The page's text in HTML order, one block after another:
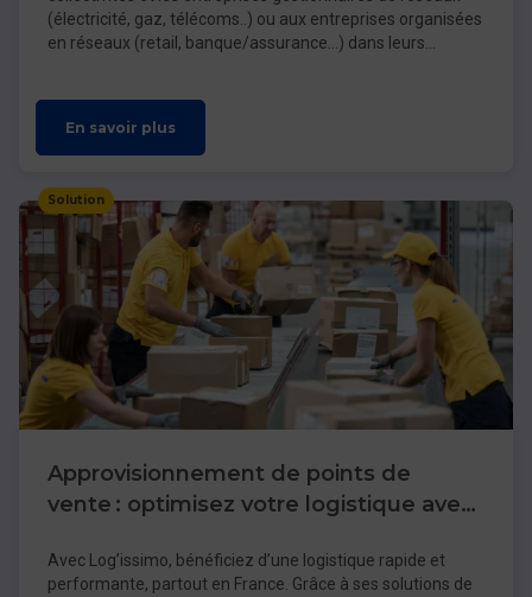
(électricité, gaz, télécoms..) ou aux entreprises organisées
en réseaux (retail, banque/assurance…) dans leurs
En savoir plus
Solution
Approvisionnement de points de
vente : optimisez votre logistique avec
Avec Log’issimo, bénéficiez d’une logistique rapide et
performante, partout en France. Grâce à ses solutions de